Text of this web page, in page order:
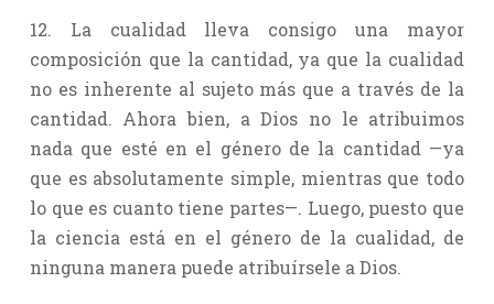
12. La cualidad lleva consigo una mayor
composición que la cantidad, ya que la cualidad
no es inherente al sujeto más que a través de la
cantidad. Ahora bien, a Dios no le atribuimos
nada que esté en el género de la cantidad —ya
que es absolutamente simple, mientras que todo
lo que es cuanto tiene partes—. Luego, puesto que
la ciencia está en el género de la cualidad, de
ninguna manera puede atribuírsele a Dios.